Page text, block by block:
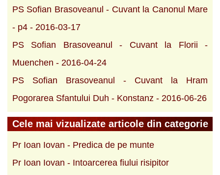
PS Sofian Brasoveanul - Cuvant la Canonul Mare
- p4 - 2016-03-17
PS Sofian Brasoveanul - Cuvant la Florii -
Muenchen - 2016-04-24
PS Sofian Brasoveanul - Cuvant la Hram
Pogorarea Sfantului Duh - Konstanz - 2016-06-26
Cele mai vizualizate articole din categorie
Pr Ioan Iovan - Predica de pe munte
Pr Ioan Iovan - Intoarcerea fiului risipitor